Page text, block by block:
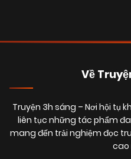
Về
Truyện 3h sáng – Nơi hội tụ
liên tục những tác phẩm
mang đến trải nghiệm đọc
cao